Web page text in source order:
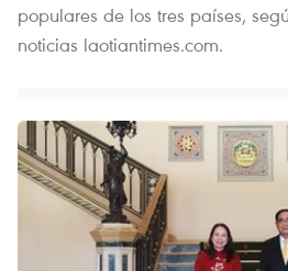
populares de los tres países,
noticias laotiantimes.com.